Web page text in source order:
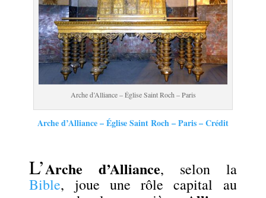
Arche d’Alliance – Église Saint Roch – Paris
Arche d’Alliance– Église Saint Roch – Paris –Crédit
L’Arche d’Alliance, selon la
Bible, joue une rôle capital au